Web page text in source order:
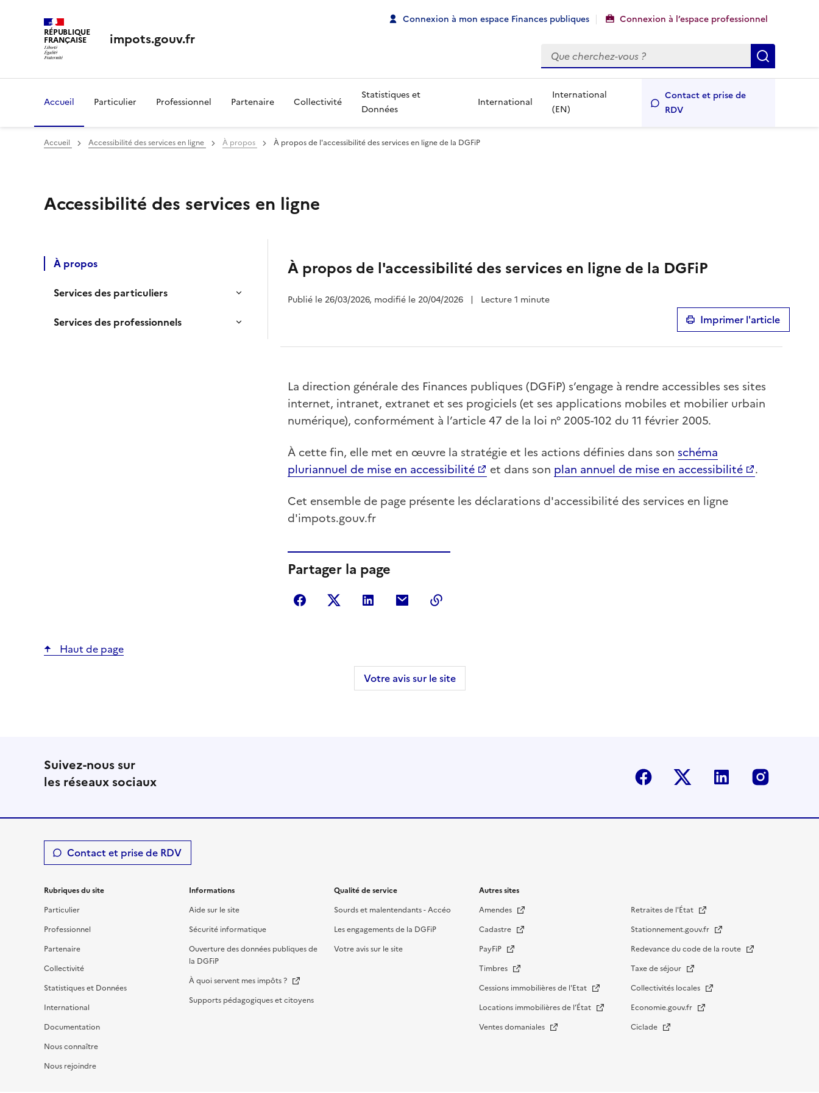
RÉPUBLIQUE
FRANÇAISE impots.gouv.fr
Connexion à mon espace Finances publiques Connexion à l’espace professionnel
Rechercher
Accueil Particulier Professionnel Partenaire Collectivité
Statistiques et
Données
International
International
(EN)
Contact et prise de
RDV
Accueil Accessibilité des services en ligne À propos À propos de l'accessibilité des services en ligne de la DGFiP
Accessibilité des services en ligne
Accessibilité des services en ligne
À propos
Services des particuliers
Services des professionnels
À propos de l'accessibilité des services en ligne de la DGFiP
Publié le 26/03/2026, modifié le 20/04/2026 | Lecture 1 minute
Imprimer l'article
La direction générale des Finances publiques (DGFiP) s’engage à rendre accessibles ses sites
internet, intranet, extranet et ses progiciels (et ses applications mobiles et mobilier urbain
numérique), conformément à l’article 47 de la loi n° 2005-102 du 11 février 2005.
À cette fin, elle met en œuvre la stratégie et les actions définies dans son schéma
pluriannuel de mise en accessibilité
et dans son plan annuel de mise en accessibilité
.
Cet ensemble de page présente les déclarations d'accessibilité des services en ligne
d'impots.gouv.fr
Partager la page
Partager sur Facebook
Partager sur Twitter
Partager sur LinkedIn
Partager par courriel
Haut de page
Votre avis sur le site
Suivez-nous sur
les réseaux sociaux
Facebook Twitter-X Linkedin
Contact et prise de RDV
Rubriques du site
Particulier
Professionnel
Partenaire
Collectivité
Statistiques et Données
International
Documentation
Nous connaître
Nous rejoindre
Informations
Aide sur le site
Sécurité informatique
Ouverture des données publiques de
la DGFiP
À quoi servent mes impôts ?
Supports pédagogiques et citoyens
Qualité de service
Sourds et malentendants - Accéo
Les engagements de la DGFiP
Votre avis sur le site
Autres sites
Amendes
Cadastre
PayFiP
Timbres
Cessions immobilières de l'Etat
Locations immobilières de l’État
Ventes domaniales
Retraites de l'État
Stationnement.gouv.fr
Redevance du code de la route
Taxe de séjour
Collectivités locales
Economie.gouv.fr
Ciclade